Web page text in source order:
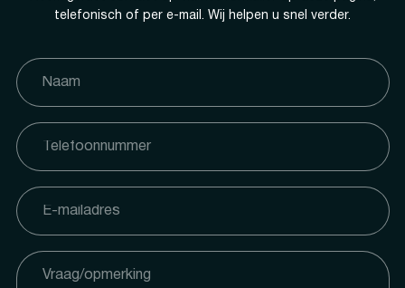
telefonisch of per e-mail. Wij helpen u snel verder.